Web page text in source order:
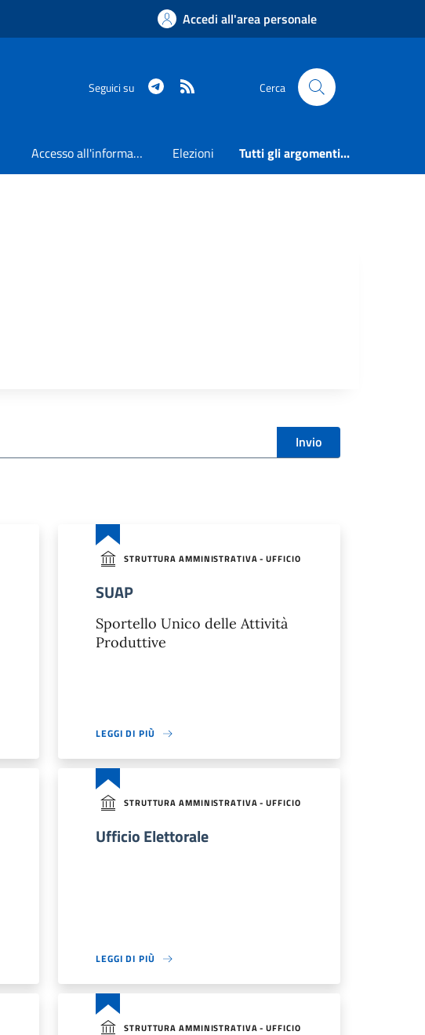
Accedi all'area personale
Seguici su Telegram Cerca
Accesso all'informazione Elezioni Tutti gli argomenti...
Invio
STRUTTURA AMMINISTRATIVA - UFFICIO
SUAP
Sportello Unico delle Attività
Produttive
LEGGI DI PIÙ
STRUTTURA AMMINISTRATIVA - UFFICIO
Ufficio Elettorale
LEGGI DI PIÙ
STRUTTURA AMMINISTRATIVA - UFFICIO